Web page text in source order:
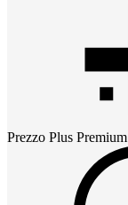
Prezzo Plus Premium